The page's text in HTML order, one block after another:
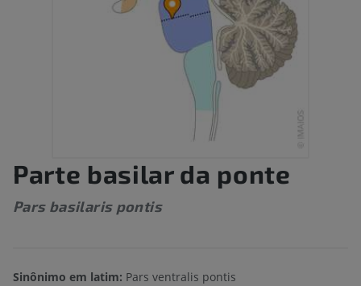
Parte basilar da ponte
Pars basilaris pontis
Sinônimo em latim: Pars ventralis pontis